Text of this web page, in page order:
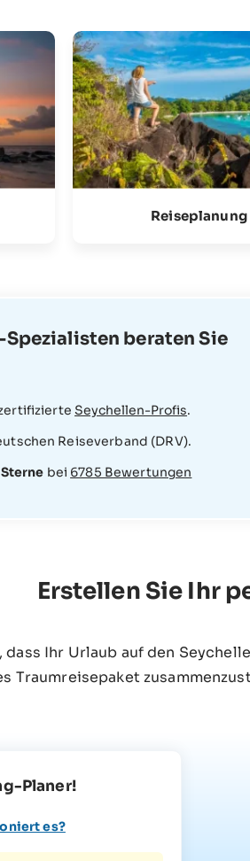
Reiseplanung
Spezialisten beraten Sie
Seychellen-Profis.
Reiseverband (DRV).
bei 6785 Bewertungen
Erstellen Sie Ihr
Ihr Urlaub auf den
Traumreisepaket
Planer!
es?